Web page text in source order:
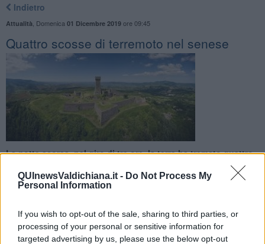
QUInewsValdichiana.it - Do Not Process My
Personal Information
If you wish to opt-out of the sale, sharing to third parties, or
processing of your personal or sensitive information for
targeted advertising by us, please use the below opt-out
Indietro
Attualità Domenica 01 Dicembre 2019ore 09:45
Quattro scosse di terremoto nel senese
La notte scorsa, nel giro di tre ore, la terra ha tremato quattro
volte nel sud della Toscana. Il sisma più intenso poco dopo la
mezzanotte